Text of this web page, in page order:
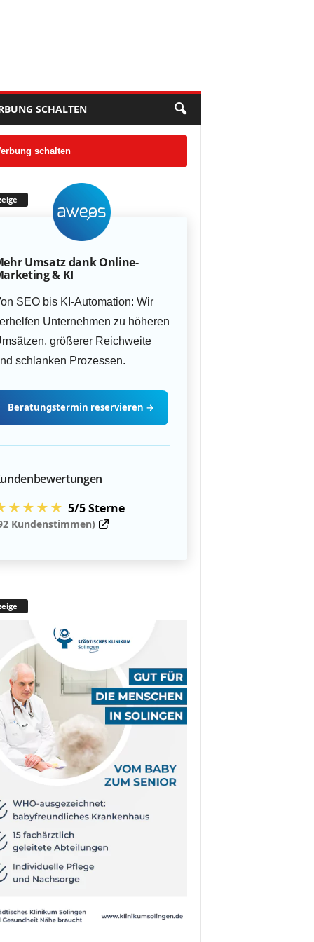
SCHALTEN
schalten
Umsatz dank Online-
& KI
SEO bis KI-Automation: Wir
Unternehmen zu höheren
größerer Reichweite
schlanken Prozessen.
Beratungstermin reservieren →
5/5 Sterne
Kundenstimmen)